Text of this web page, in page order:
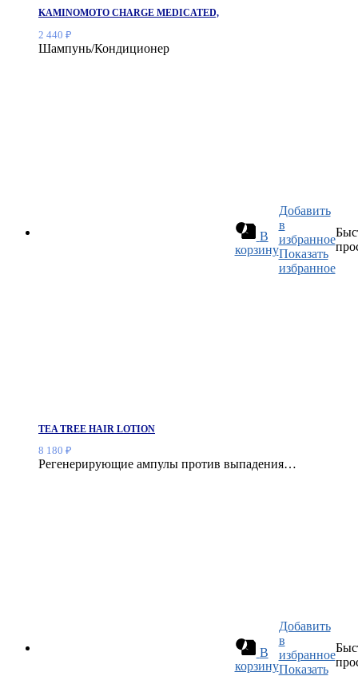
KAMINOMOTO CHARGE MEDICATED,
2 440 ₽
Шампунь/Кондиционер
В
корзину
Добавить
в
избранное
Показать
избранное
TEA TREE HAIR LOTION
8 180 ₽
Регенерирующие ампулы против выпадения…
В
корзину
Добавить
в
избранное
Показать